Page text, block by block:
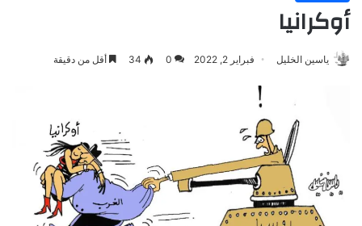
أوكرانيا
ياسين الخليل فبراير 2, 2022 0
34 أقل من دقيقة